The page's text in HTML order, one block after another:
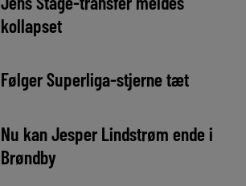
kollapset
Følger Superliga-stjerne tæt
Nu kan Jesper Lindstrøm ende i
Brøndby